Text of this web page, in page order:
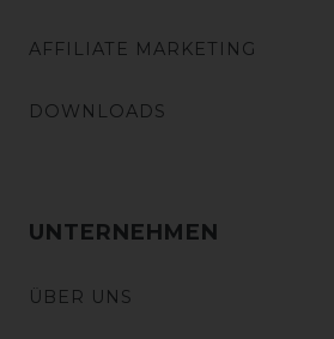
AFFILIATE MARKETING
DOWNLOADS
UNTERNEHMEN
ÜBER UNS